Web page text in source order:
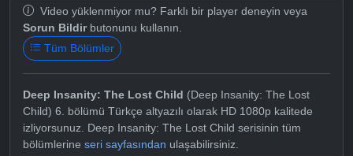
Video yüklenmiyor mu? Farklı bir player deneyin veya
Sorun Bildirbutonunu kullanın.
Tüm Bölümler
Deep Insanity: The Lost Child (Deep Insanity: The Lost
Child) 6. bölümü Türkçe altyazılı olarak HD 1080p kalitede
izliyorsunuz. Deep Insanity: The Lost Child serisinin tüm
bölümlerine seri sayfasından ulaşabilirsiniz.